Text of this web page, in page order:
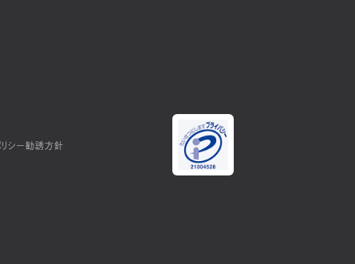
シー勧誘方針